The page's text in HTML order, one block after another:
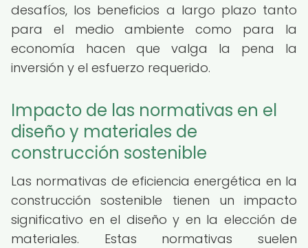
desafíos, los beneficios a largo plazo tanto
para el medio ambiente como para la
economía hacen que valga la pena la
inversión y el esfuerzo requerido.
Impacto de las normativas en el
diseño y materiales de
construcción sostenible
Las normativas de eficiencia energética en la
construcción sostenible tienen un impacto
significativo en el diseño y en la elección de
materiales. Estas normativas suelen